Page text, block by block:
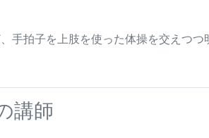
手拍子を上肢を使った体操を交えつつ
講師